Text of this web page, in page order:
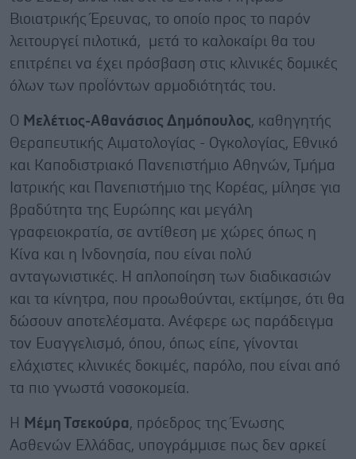
Βιοιατρικής Έρευνας, το οποίο προς το παρόν
λειτουργεί πιλοτικά, μετά το καλοκαίρι θα του
επιτρέπει να έχει πρόσβαση στις κλινικές δομικές
όλων των προΪόντων αρμοδιότητάς του.
Ο Μελέτιος-Αθανάσιος Δημόπουλος, καθηγητής
Θεραπευτικής Αιματολογίας - Ογκολογίας, Εθνικό
και Καποδιστριακό Πανεπιστήμιο Αθηνών, Τμήμα
Ιατρικής και Πανεπιστήμιο της Κορέας, μίλησε για
βραδύτητα της Ευρώπης και μεγάλη
γραφειοκρατία, σε αντίθεση με χώρες όπως η
Κίνα και η Ινδονησία, που είναι πολύ
ανταγωνιστικές. Η απλοποίηση των διαδικασιών
και τα κίνητρα, που προωθούνται, εκτίμησε, ότι θα
δώσουν αποτελέσματα. Ανέφερε ως παράδειγμα
τον Ευαγγελισμό, όπου, όπως είπε, γίνονται
ελάχιστες κλινικές δοκιμές, παρόλο, που είναι από
τα πιο γνωστά νοσοκομεία.
Η Μέμη Τσεκούρα, πρόεδρος της Ένωσης
Ασθενών Ελλάδας, υπογράμμισε πως δεν αρκεί